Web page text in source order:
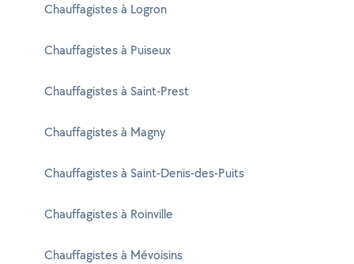
Chauffagistes à Logron
Chauffagistes à Puiseux
Chauffagistes à Saint-Prest
Chauffagistes à Magny
Chauffagistes à Saint-Denis-des-Puits
Chauffagistes à Roinville
Chauffagistes à Mévoisins